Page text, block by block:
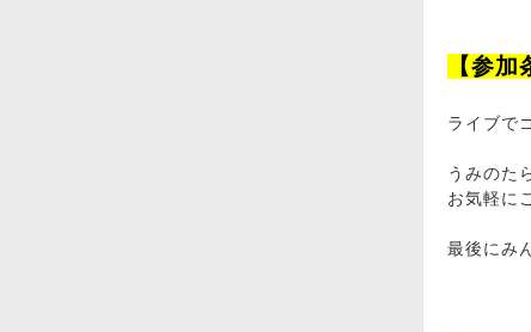
【参加
ライブで
うみのた
お気軽に
最後にみ